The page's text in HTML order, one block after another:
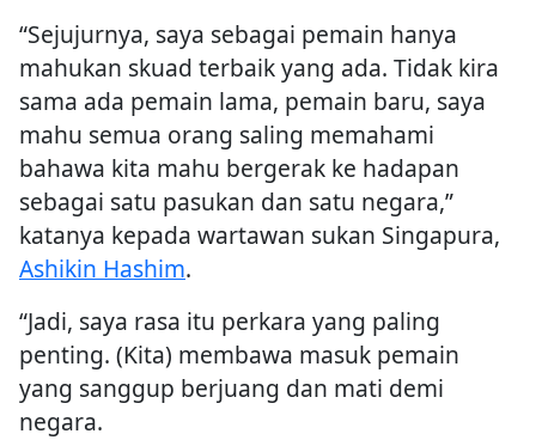
“Sejujurnya, saya sebagai pemain hanya
mahukan skuad terbaik yang ada. Tidak kira
sama ada pemain lama, pemain baru, saya
mahu semua orang saling memahami
bahawa kita mahu bergerak ke hadapan
sebagai satu pasukan dan satu negara,”
katanya kepada wartawan sukan Singapura,
Ashikin Hashim.
“Jadi, saya rasa itu perkara yang paling
penting. (Kita) membawa masuk pemain
yang sanggup berjuang dan mati demi
negara.